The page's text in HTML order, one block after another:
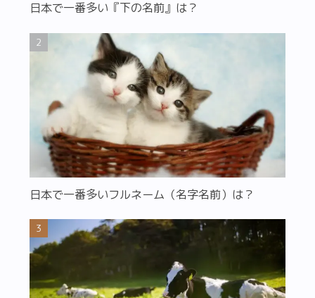
日本で一番多い『下の名前』は？
日本で一番多いフルネーム（名字名前）は？